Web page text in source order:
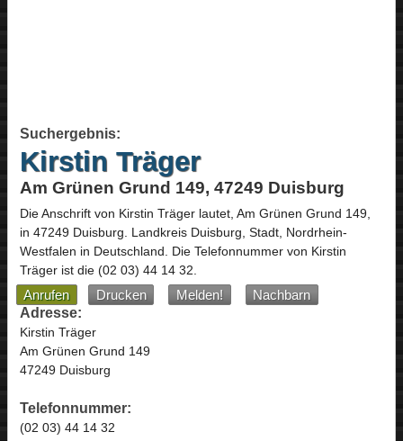
Suchergebnis:
Kirstin Träger
Am Grünen Grund 149, 47249 Duisburg
Die Anschrift von Kirstin Trägerlautet, Am Grünen Grund 149,
in 47249 Duisburg. Landkreis Duisburg, Stadt, Nordrhein-
Westfalen in Deutschland. Die Telefonnummer von Kirstin
Träger ist die (02 03) 44 14 32.
Anrufen Drucken Melden!
Nachbarn
Adresse:
Kirstin Träger
Am Grünen Grund 149
47249 Duisburg
Telefonnummer:
(02 03) 44 14 32